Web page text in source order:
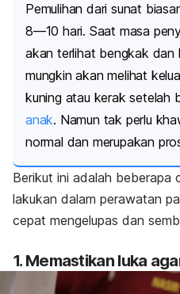
Pemulihan dari sunat
8—10 hari. Saat masa
akan terlihat bengkak dan
mungkin akan melihat
kuning atau kerak setelah
anak. Namun tak perlu
normal dan merupakan
Berikut ini adalah beberapa
lakukan dalam perawatan
cepat mengelupas dan
1. Memastikan luka